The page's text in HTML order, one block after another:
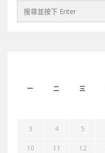
一 二 三
3 4 5
10 11 12